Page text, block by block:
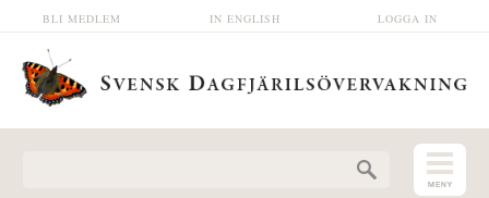
Hoppa till huvudinnehåll LOGGA IN
IN ENGLISH
BLI MEDLEM